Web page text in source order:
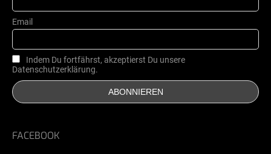
Email
Indem Du fortfährst, akzeptierst Du unsere
Datenschutzerklärung.
FACEBOOK